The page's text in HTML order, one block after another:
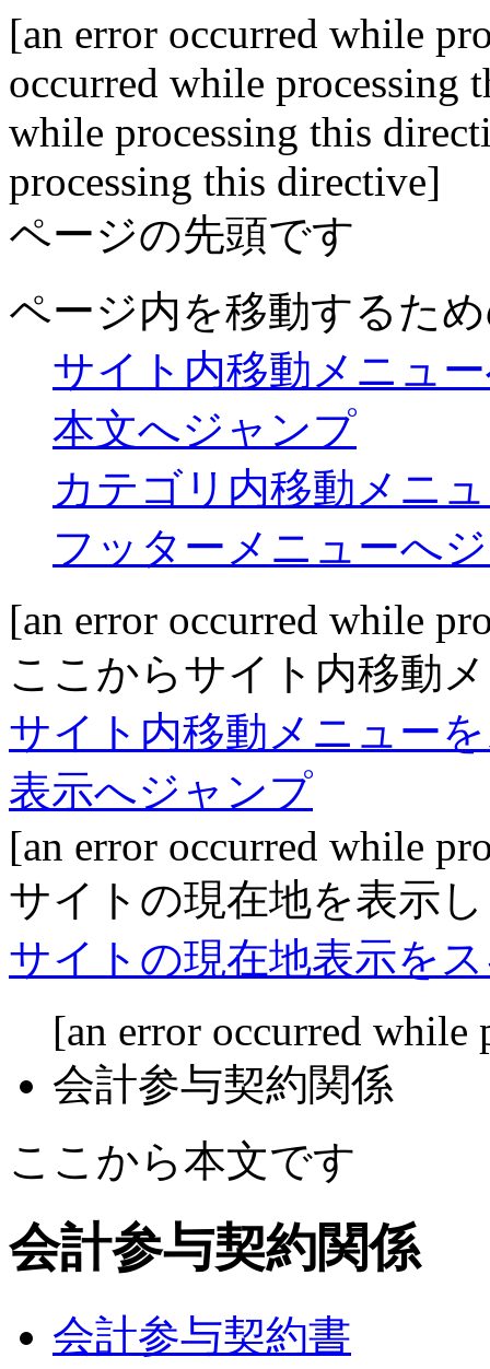
[an error occurred while
occurred while processing
while processing this
processing this directive]
ページの先頭です
ページ内を移動するた
サイト内移動メニュ
本文へジャンプ
カテゴリ内移動メニ
フッターメニューへ
[an error occurred while
ここからサイト内移動
サイト内移動メニュー
表示へジャンプ
[an error occurred while
サイトの現在地を表示
サイトの現在地表示を
[an error occurred while
会計参与契約関係
ここから本文です
会計参与契約関係
会計参与契約書